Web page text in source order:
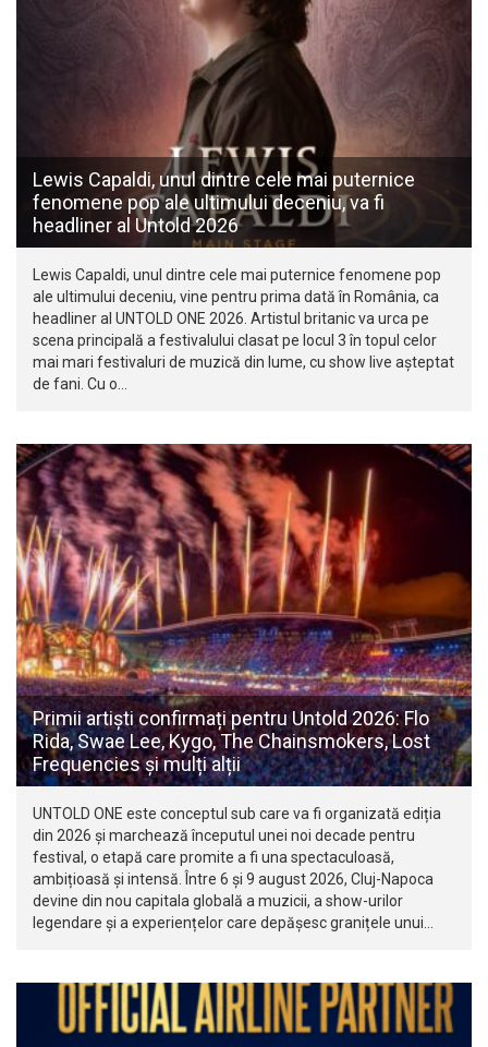
Lewis Capaldi, unul dintre cele mai puternice
fenomene pop ale ultimului deceniu, va fi
headliner al Untold 2026
Lewis Capaldi, unul dintre cele mai puternice fenomene pop
ale ultimului deceniu, vine pentru prima dată în România, ca
headliner al UNTOLD ONE 2026. Artistul britanic va urca pe
scena principală a festivalului clasat pe locul 3 în topul celor
mai mari festivaluri de muzică din lume, cu show live așteptat
de fani. Cu o…
Primii artiști confirmați pentru Untold 2026: Flo
Rida, Swae Lee, Kygo, The Chainsmokers, Lost
Frequencies și mulți alții
UNTOLD ONE este conceptul sub care va fi organizată ediția
din 2026 și marchează începutul unei noi decade pentru
festival, o etapă care promite a fi una spectaculoasă,
ambițioasă și intensă. Între 6 și 9 august 2026, Cluj-Napoca
devine din nou capitala globală a muzicii, a show-urilor
legendare și a experiențelor care depășesc granițele unui…